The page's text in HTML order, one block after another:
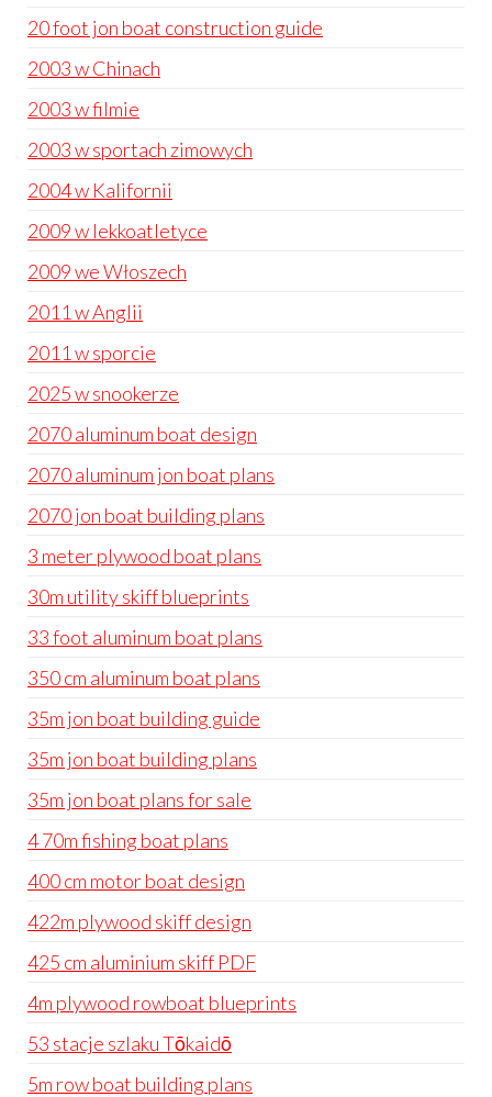
20 foot jon boat construction guide
2003 w Chinach
2003 w filmie
2003 w sportach zimowych
2004 w Kalifornii
2009 w lekkoatletyce
2009 we Włoszech
2011 w Anglii
2011 w sporcie
2025 w snookerze
2070 aluminum boat design
2070 aluminum jon boat plans
2070 jon boat building plans
3 meter plywood boat plans
30m utility skiff blueprints
33 foot aluminum boat plans
350 cm aluminum boat plans
35m jon boat building guide
35m jon boat building plans
35m jon boat plans for sale
4 70m fishing boat plans
400 cm motor boat design
422m plywood skiff design
425 cm aluminium skiff PDF
4m plywood rowboat blueprints
53 stacje szlaku Tōkaidō
5m row boat building plans